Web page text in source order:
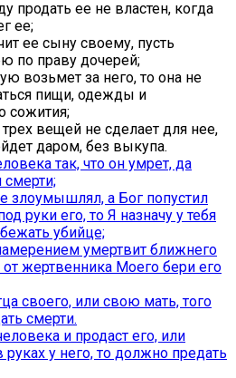
продать ее не властен, когда
ее;
ее сыну своему, пусть
по праву дочерей;
возьмет за него, то она не
пищи, одежды и
сожития;
трех вещей не сделает для нее,
даром, без выкупа.
так, что он умрет, да
смерти;
злоумышлял, а Бог попустил
руки его, то Я назначу у тебя
убийце;
умертвит ближнего
от жертвенника Моего бери его
своего, или свою мать, того
смерти.
и продаст его, или
руках у него, то должно предать